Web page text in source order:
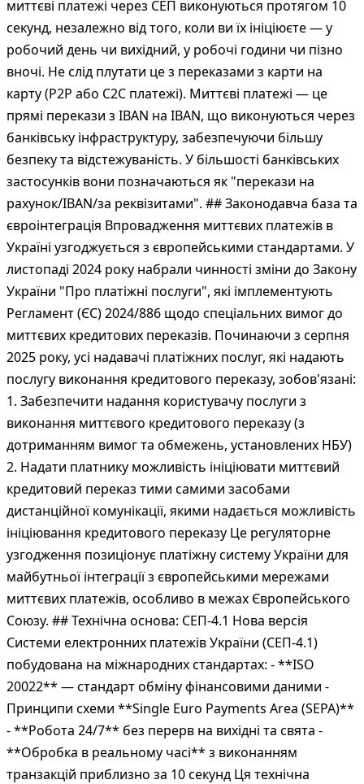
миттєві платежі через СЕП виконуються протягом 10
секунд, незалежно від того, коли ви їх ініціюєте — у
робочий день чи вихідний, у робочі години чи пізно
вночі. Не слід плутати це з переказами з карти на
карту (P2P або C2C платежі). Миттєві платежі — це
прямі перекази з IBAN на IBAN, що виконуються через
банківську інфраструктуру, забезпечуючи більшу
безпеку та відстежуваність. У більшості банківських
застосунків вони позначаються як "перекази на
рахунок/IBAN/за реквізитами". ## Законодавча база та
євроінтеграція Впровадження миттєвих платежів в
Україні узгоджується з європейськими стандартами. У
листопаді 2024 року набрали чинності зміни до Закону
України "Про платіжні послуги", які імплементують
Регламент (ЄС) 2024/886 щодо спеціальних вимог до
миттєвих кредитових переказів. Починаючи з серпня
2025 року, усі надавачі платіжних послуг, які надають
послугу виконання кредитового переказу, зобов'язані:
1. Забезпечити надання користувачу послуги з
виконання миттєвого кредитового переказу (з
дотриманням вимог та обмежень, установлених НБУ)
2. Надати платнику можливість ініціювати миттєвий
кредитовий переказ тими самими засобами
дистанційної комунікації, якими надається можливість
ініціювання кредитового переказу Це регуляторне
узгодження позиціонує платіжну систему України для
майбутньої інтеграції з європейськими мережами
миттєвих платежів, особливо в межах Європейського
Союзу. ## Технічна основа: СЕП-4.1 Нова версія
Системи електронних платежів України (СЕП-4.1)
побудована на міжнародних стандартах: - **ISO
20022** — стандарт обміну фінансовими даними -
Принципи схеми **Single Euro Payments Area (SEPA)**
- **Робота 24/7** без перерв на вихідні та свята -
**Обробка в реальному часі** з виконанням
транзакцій приблизно за 10 секунд Ця технічна